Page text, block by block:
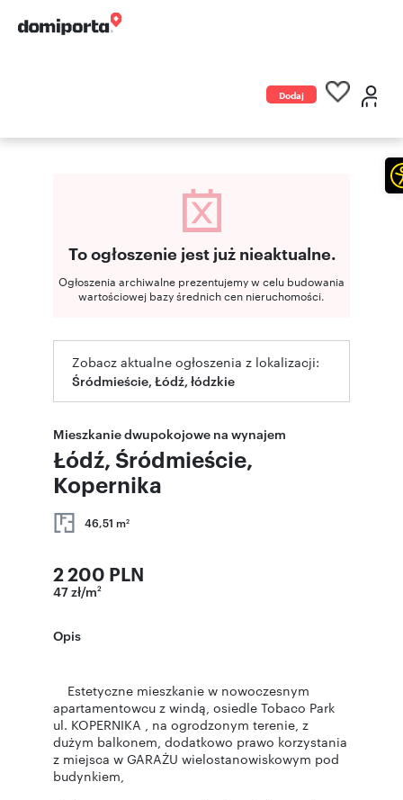
Dodaj
To ogłoszenie jest już nieaktualne.
Ogłoszenia archiwalne prezentujemy w celu budowania
wartościowej bazy średnich cen nieruchomości.
Zobacz aktualne ogłoszenia z lokalizacji:
Śródmieście, Łódź, łódzkie
Mieszkanie dwupokojowe na wynajem
Łódź, Śródmieście,
Kopernika
46,51 m2
2 200 PLN
47 zł/m2
Opis
Estetyczne mieszkanie w nowoczesnym
apartamentowcu z windą, osiedle Tobaco Park
ul. KOPERNIKA , na ogrodzonym terenie, z
dużym balkonem, dodatkowo prawo korzystania
z miejsca w GARAŻU wielostanowiskowym pod
budynkiem,